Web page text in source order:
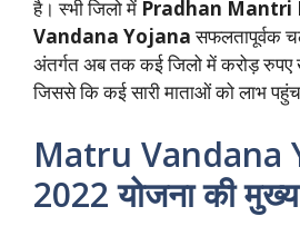
है। स्भी जिलो में Pradhan
Vandana Yojanaसफलतापूर्वक
अंतर्गत अब तक कई जिलो में करोड़ रुपए
जिससे कि कई सारी माताओं को लाभ
Matru Vandana
2022 योजना की